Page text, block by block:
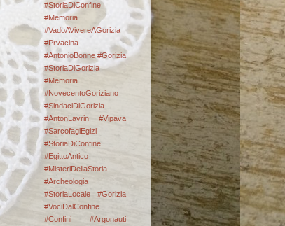
#StoriaDiConfine
#Memoria
#VadoAVivereAGorizia
#Prvacina
#AntonioBonne #Gorizia
#StoriaDiGorizia
#Memoria
#NovecentoGoriziano
#SindaciDiGorizia
#AntonLavrin #Vipava
#SarcofagiEgizi
#StoriaDiConfine
#EgittoAntico
#MisteriDellaStoria
#Archeologia
#StoriaLocale #Gorizia
#VociDalConfine
#Confini
#Argonauti